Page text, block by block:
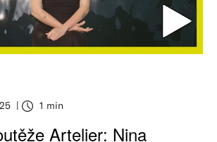
1 min
Artelier: Nina